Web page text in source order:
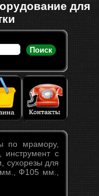
для
Поиск
по мрамору,
инструмент с
сухорезы для
Ф105 мм.,